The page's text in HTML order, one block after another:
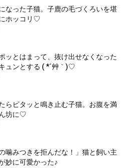
なった子猫。子鹿の毛づくろいを堪
ホッコリ♡
ッとはまって、抜け出せなくなった
ュンとする ( *´艸｀)♡
らピタッと鳴き止む子猫。お腹を満
坊に♡
噛みつきを拒んだな！」猫と飼い主
妙に可愛かった♪